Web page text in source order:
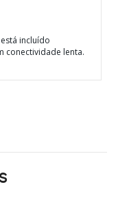
incluído
conectividade lenta.